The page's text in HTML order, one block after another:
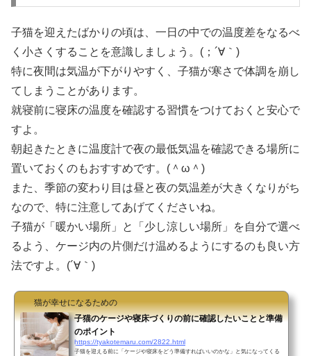
子猫を迎えたばかりの頃は、一日の中での温度差をなるべ
く小さくすることを意識しましょう。(；´∀｀)
特に夜間は気温が下がりやすく、子猫が寒さで体調を崩し
てしまうことがあります。
就寝前に寝床の温度を確認する習慣をつけておくと安心で
すよ。
朝起きたときに温度計で夜の最低気温を確認できる場所に
置いておくのもおすすめです。(＾ω＾)
また、季節の変わり目は昼と夜の気温差が大きくなりがち
なので、特に注意してあげてくださいね。
子猫が「暖かい場所」と「少し涼しい場所」を自分で選べ
るよう、ケージ内の片側だけ温めるようにするのも良い方
法ですよ。(´∀｀)
猫が幸せになるための
子猫のケージや寝床づくりの前に確認したいことと準備
のポイント
https://tyakotemaru.com/2822.html
子猫を迎える前に「ケージや寝床をどう準備すればいいのかな」と気になってくる